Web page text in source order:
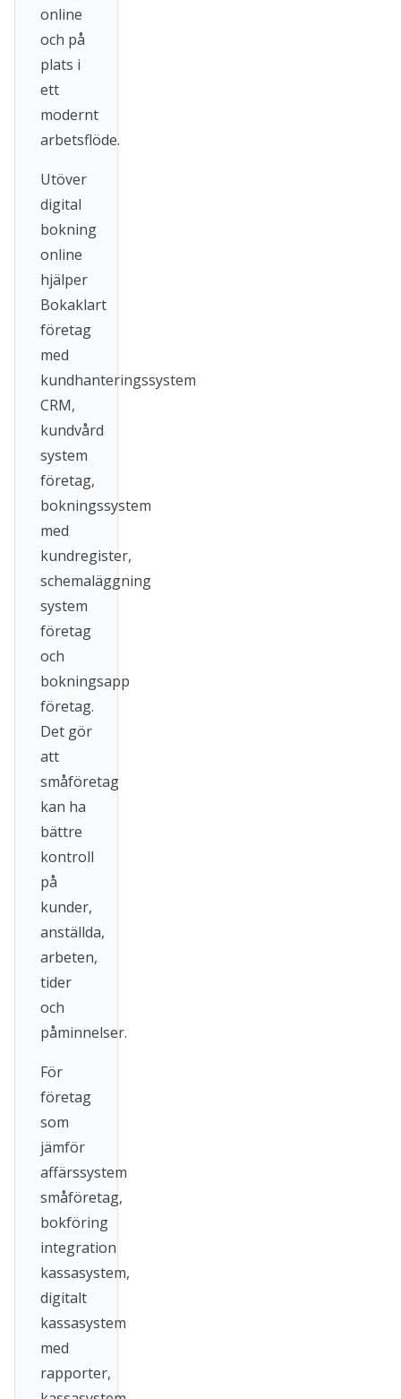
online
och på
plats i
ett
modernt
arbetsflöde.
Utöver
digital
bokning
online
hjälper
Bokaklart
företag
med
kundhanteringssystem
CRM,
kundvård
system
företag,
bokningssystem
med
kundregister,
schemaläggning
system
företag
och
bokningsapp
företag.
Det gör
att
småföretag
kan ha
bättre
kontroll
på
kunder,
anställda,
arbeten,
tider
och
påminnelser.
För
företag
som
jämför
affärssystem
småföretag,
bokföring
integration
kassasystem,
digitalt
kassasystem
med
rapporter,